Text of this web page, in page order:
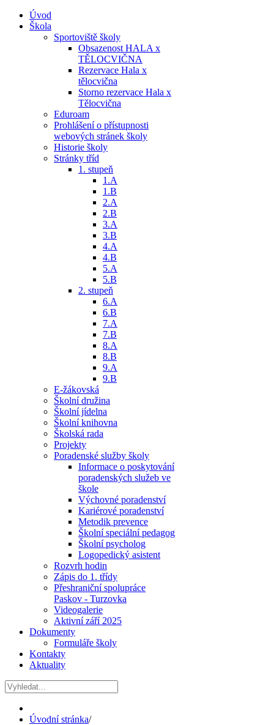
Úvod
Škola
Sportoviště školy
Obsazenost HALA x
TĚLOCVIČNA
Rezervace Hala x
tělocvična
Storno rezervace Hala x
Tělocvična
Eduroam
Prohlášení o přístupnosti
webových stránek školy
Historie školy
Stránky tříd
1. stupeň
1.A
1.B
2.A
2.B
3.A
3.B
4.A
4.B
5.A
5.B
2. stupeň
6.A
6.B
7.A
7.B
8.A
8.B
9.A
9.B
E-žákovská
Školní družina
Školní jídelna
Školní knihovna
Školská rada
Projekty
Poradenské služby školy
Informace o poskytování
poradenských služeb ve
škole
Výchovné poradenství
Kariérové poradenství
Metodik prevence
Školní speciální pedagog
Školní psycholog
Logopedický asistent
Rozvrh hodin
Zápis do 1. třídy
Přeshraniční spolupráce
Paskov - Turzovka
Videogalerie
Aktivní září 2025
Dokumenty
Formuláře školy
Kontakty
Aktuality
Úvodní stránka/